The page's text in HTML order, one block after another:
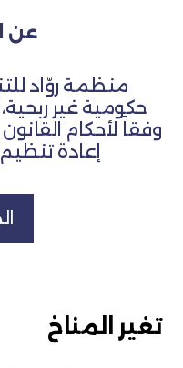
عن
منظمة روّاد
إعادة
تغير المناخ